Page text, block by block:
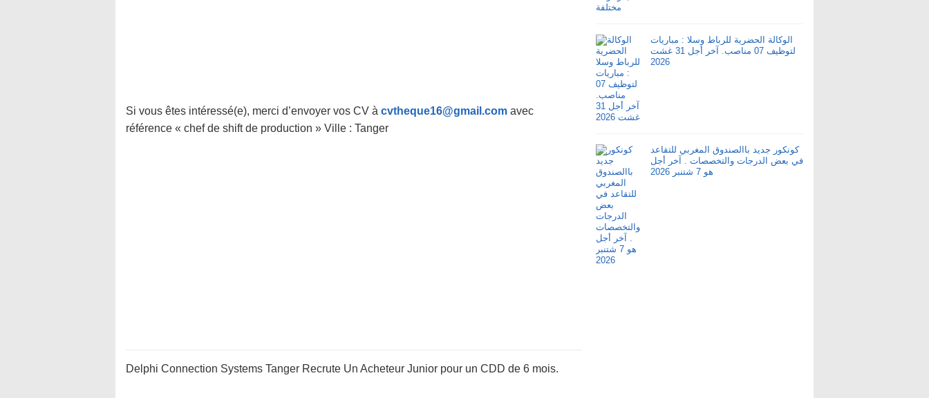
Si vous êtes intéressé(e), merci d’envoyer vos CV à cvtheque16@gmail.com avec
référence « chef de shift de production » Ville : Tanger
Delphi Connection Systems Tanger Recrute Un Acheteur Junior pour un CDD de 6 mois.
الوكالة الحضرية للرباط وسلا : مباريات
لتوظيف 07 مناصب. آخر أجل 31 غشت
2026
كونكور جديد باالصندوق المغربي للتقاعد
في بعض الدرجات والتخصصات . آخر أجل
هو 7 شتنبر 2026